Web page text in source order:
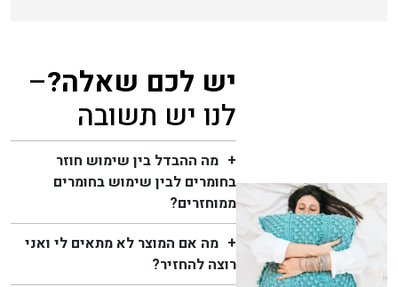
יש לכם שאלה?–
לנו יש תשובה
מה ההבדל בין שימוש חוזר
בחומרים לבין שימוש בחומרים
ממוחזרים?
מה אם המוצר לא מתאים לי ואני
רוצה להחזיר?